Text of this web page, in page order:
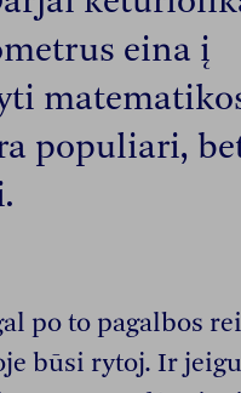
eina į
populiari,
po to pagalbos
būsi rytoj. Ir jeigu